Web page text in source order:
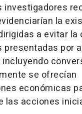
investigadores
la
a evitar la
presentadas por
se ofrecían
económicas
las acciones